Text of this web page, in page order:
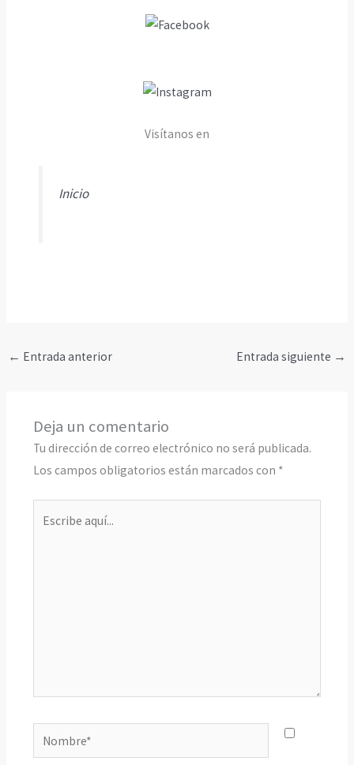
Visítanos en
Inicio
← Entrada anterior Entrada siguiente →
Deja un comentario
Tu dirección de correo electrónico no será publicada.
Los campos obligatorios están marcados con *
Nombre*